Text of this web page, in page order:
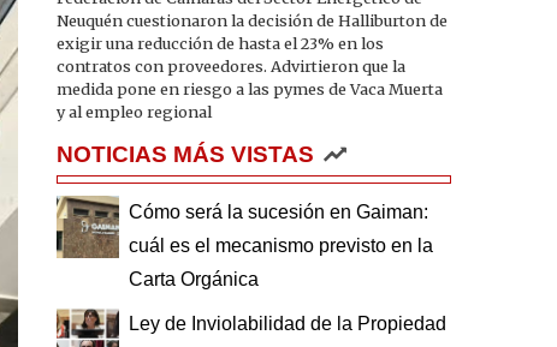
Neuquén cuestionaron la decisión de Halliburton de
exigir una reducción de hasta el 23% en los
contratos con proveedores. Advirtieron que la
medida pone en riesgo a las pymes de Vaca Muerta
y al empleo regional
NOTICIAS MÁS VISTAS
Cómo será la sucesión en Gaiman:
cuál es el mecanismo previsto en la
Carta Orgánica
Ley de Inviolabilidad de la Propiedad